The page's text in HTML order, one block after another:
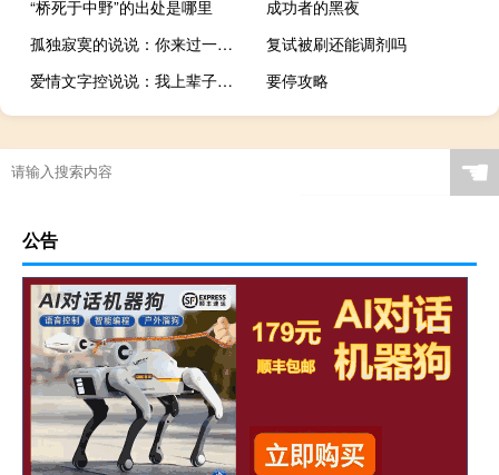
“桥死于中野”的出处是哪里
成功者的黑夜
孤独寂寞的说说：你来过一阵子，我却怀念了一辈子
复试被刷还能调剂吗
爱情文字控说说：我上辈子可能是碳酸饮料，一见到你就开心的冒泡
要停攻略
☚
公告